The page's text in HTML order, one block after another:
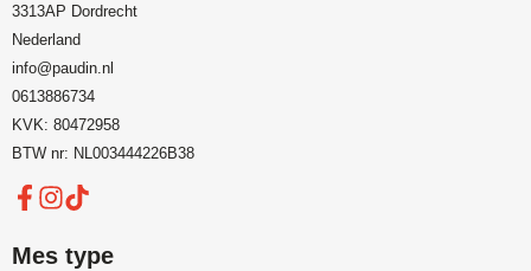
3313AP Dordrecht
Nederland
info@paudin.nl
0613886734
KVK: 80472958
BTW nr: NL003444226B38
Mes type